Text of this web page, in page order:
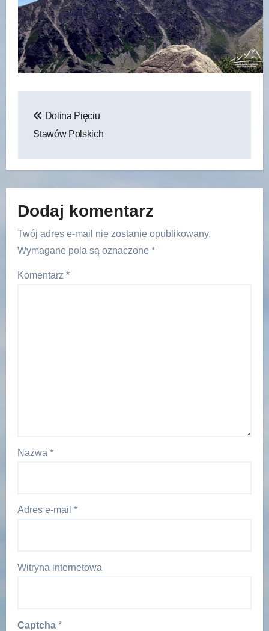
wpisu
Dolina Pięciu
Stawów Polskich
Dodaj komentarz
Twój adres e-mail nie zostanie opublikowany.
Wymagane pola są oznaczone *
Komentarz *
Nazwa *
Adres e-mail *
Witryna internetowa
Captcha *